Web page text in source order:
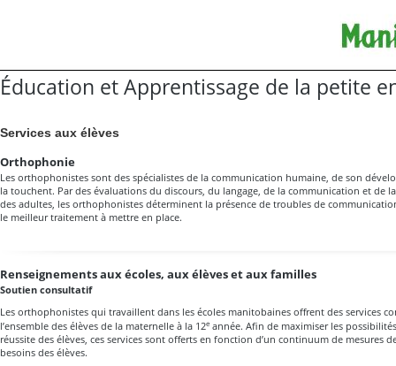
Éducation et Apprentissage de la petite
Services aux élèves
Orthophonie
Les orthophonistes sont des spécialistes de la communication humaine, de son
la touchent. Par des évaluations du discours, du langage, de la communication et de
des adultes, les orthophonistes déterminent la présence de troubles de
le meilleur traitement à mettre en place.
Renseignements aux écoles, aux élèves et aux familles
Soutien consultatif
Les orthophonistes qui travaillent dans les écoles manitobaines offrent des services
l’ensemble des élèves de la maternelle à la 12e année. Afin de maximiser les
réussite des élèves, ces services sont offerts en fonction d’un continuum de mesures
besoins des élèves.